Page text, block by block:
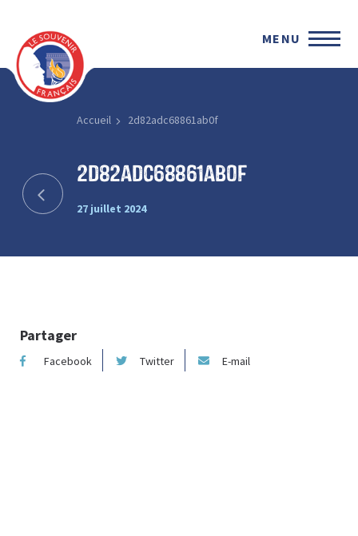
MENU
Accueil 2d82adc68861ab0f
2d82adc68861ab0f
27 juillet 2024
Partager
Facebook Twitter E-mail